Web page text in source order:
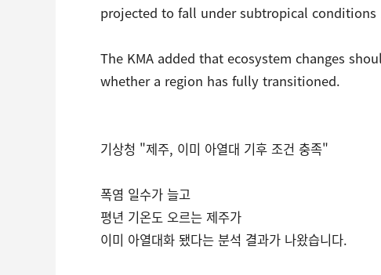
projected to fall under subtropical
The KMA added that ecosystem changes
whether a region has fully transitioned.
기상청 "제주, 이미 아열대 기후 조건 충족"
폭염 일수가 늘고
평년 기온도 오르는 제주가
이미 아열대화 됐다는 분석 결과가 나왔습니다.